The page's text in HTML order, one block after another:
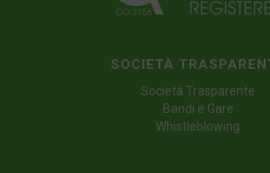
SOCIETÀ
Società Trasparente
Bandi e Gare
Whistleblowing